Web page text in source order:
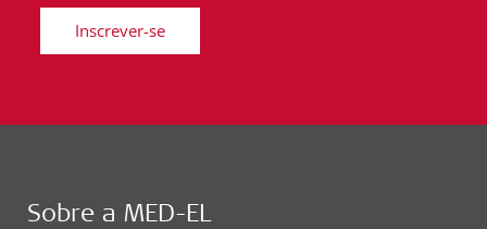
Inscrever-se
Sobre a MED-EL